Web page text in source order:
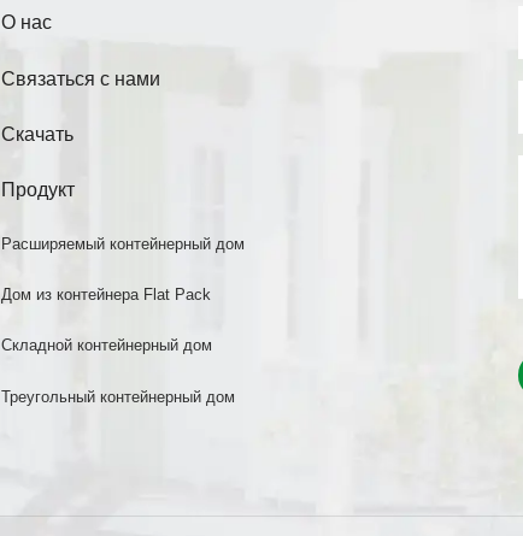
О нас
Связаться с нами
Скачать
Продукт
Расширяемый контейнерный дом
Дом из контейнера Flat Pack
Складной контейнерный дом
Треугольный контейнерный дом